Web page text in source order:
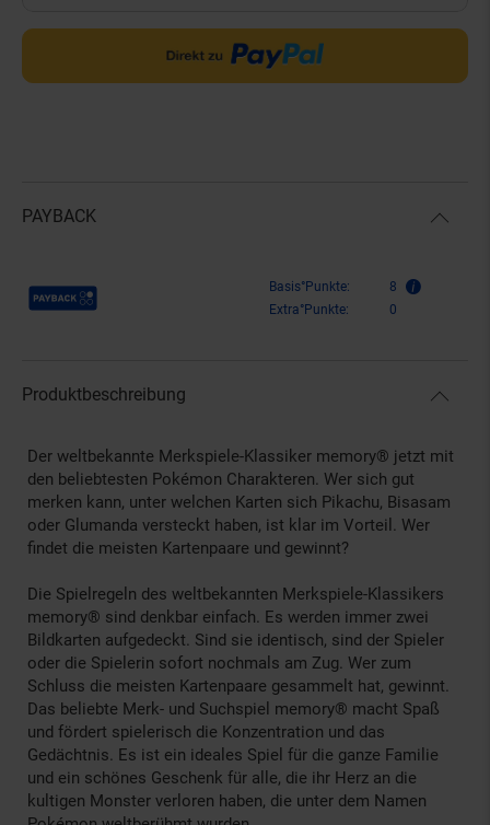
PAYBACK
Payback Punkte Basis°Punkte:
8
Extra°Punkte:
0
Produktbeschreibung
Der weltbekannte Merkspiele-Klassiker memory® jetzt mit
den beliebtesten Pokémon Charakteren. Wer sich gut
merken kann, unter welchen Karten sich Pikachu, Bisasam
oder Glumanda versteckt haben, ist klar im Vorteil. Wer
findet die meisten Kartenpaare und gewinnt?
Die Spielregeln des weltbekannten Merkspiele-Klassikers
memory® sind denkbar einfach. Es werden immer zwei
Bildkarten aufgedeckt. Sind sie identisch, sind der Spieler
oder die Spielerin sofort nochmals am Zug. Wer zum
Schluss die meisten Kartenpaare gesammelt hat, gewinnt.
Das beliebte Merk- und Suchspiel memory® macht Spaß
und fördert spielerisch die Konzentration und das
Gedächtnis. Es ist ein ideales Spiel für die ganze Familie
und ein schönes Geschenk für alle, die ihr Herz an die
kultigen Monster verloren haben, die unter dem Namen